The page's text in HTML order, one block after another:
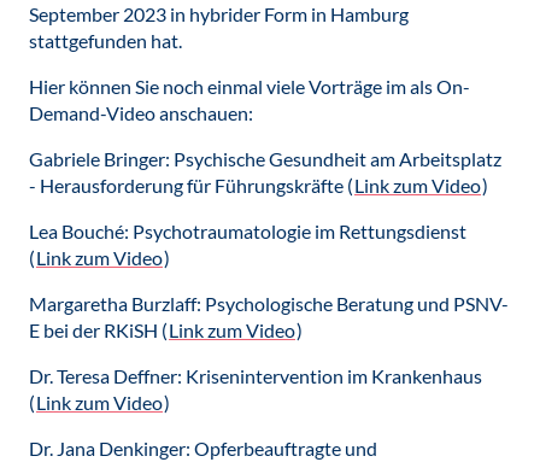
September 2023 in hybrider Form in Hamburg
stattgefunden hat.
Hier können Sie noch einmal viele Vorträge im als On-
Demand-Video anschauen:
Gabriele Bringer: Psychische Gesundheit am Arbeitsplatz
- Herausforderung für Führungskräfte (Link zum Video)
Lea Bouché: Psychotraumatologie im Rettungsdienst
(Link zum Video)
Margaretha Burzlaff: Psychologische Beratung und PSNV-
E bei der RKiSH (Link zum Video)
Dr. Teresa Deffner: Krisenintervention im Krankenhaus
(Link zum Video)
Dr. Jana Denkinger: Opferbeauftragte und